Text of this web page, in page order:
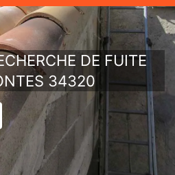
DE FUITE
34320